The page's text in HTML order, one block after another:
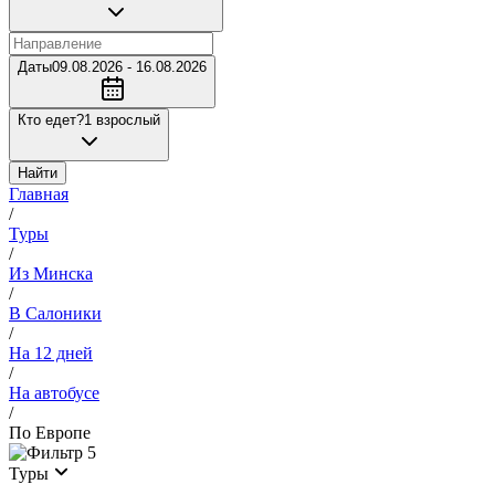
Даты09.08.2026 - 16.08.2026
Кто едет?1 взрослый
Найти
Главная
/
Туры
/
Из Минска
/
В Салоники
/
На 12 дней
/
На автобусе
/
По Европе
5
Туры